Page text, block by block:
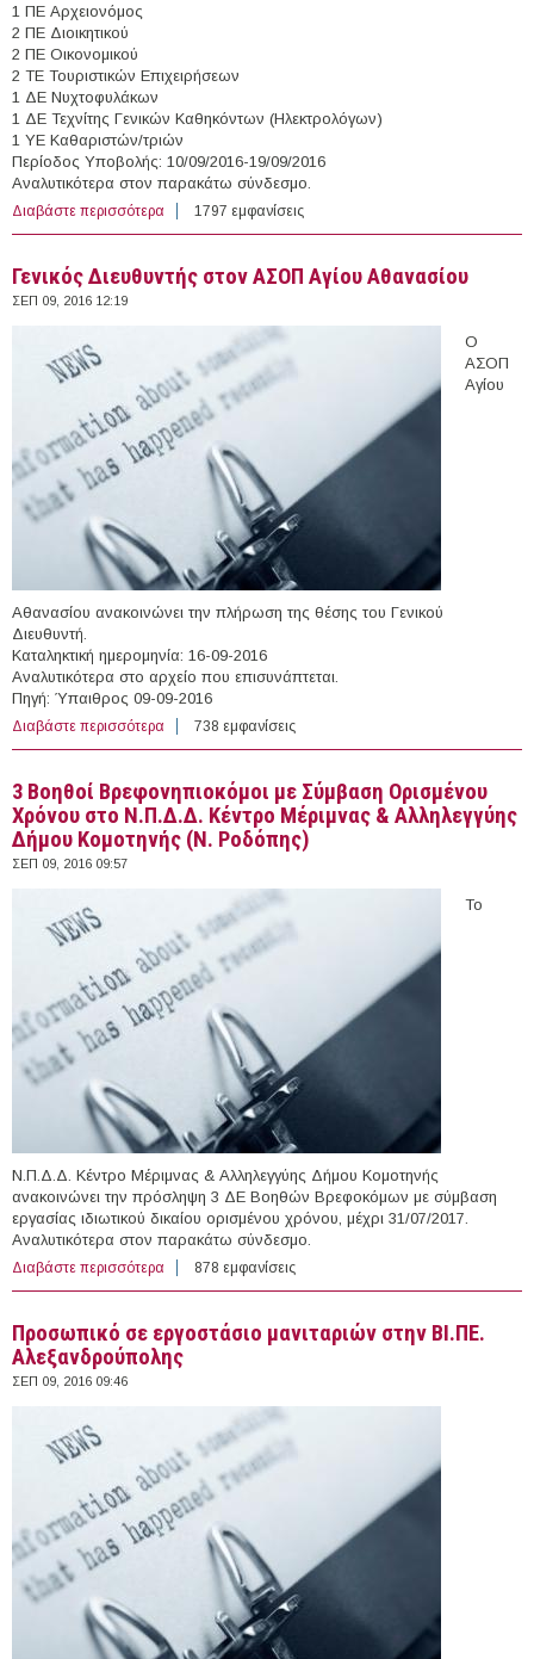
1 ΠΕ Αρχειονόμος
2 ΠΕ Διοικητικού
2 ΠΕ Οικονομικού
2 ΤΕ Τουριστικών Επιχειρήσεων
1 ΔΕ Νυχτοφυλάκων
1 ΔΕ Τεχνίτης Γενικών Καθηκόντων (Ηλεκτρολόγων)
1 ΥΕ Καθαριστών/τριών
Περίοδος Υποβολής: 10/09/2016-19/09/2016
Αναλυτικότερα στον παρακάτω σύνδεσμο.
Διαβάστε περισσότερα για 10 άτομα με Σύμβαση Ορισμένου Χρόνου στη
Δημοτική Κοινωφελή Επιχείρηση Καβάλας
1797 εμφανίσεις
Γενικός Διευθυντής στον ΑΣΟΠ Αγίου Αθανασίου
ΣΕΠ 09, 2016 12:19
Ο
ΑΣΟΠ
Αγίου
Αθανασίου ανακοινώνει την πλήρωση της θέσης του Γενικού
Διευθυντή.
Καταληκτική ημερομηνία: 16-09-2016
Αναλυτικότερα στο αρχείο που επισυνάπτεται.
Πηγή: Ύπαιθρος 09-09-2016
Διαβάστε περισσότερα για Γενικός Διευθυντής στον ΑΣΟΠ Αγίου Αθανασίου
738 εμφανίσεις
3 Βοηθοί Βρεφονηπιοκόμοι με Σύμβαση Ορισμένου
Χρόνου στο Ν.Π.Δ.Δ. Κέντρο Μέριμνας & Αλληλεγγύης
Δήμου Κομοτηνής (Ν. Ροδόπης)
ΣΕΠ 09, 2016 09:57
Το
Ν.Π.Δ.Δ. Κέντρο Μέριμνας & Αλληλεγγύης Δήμου Κομοτηνής
ανακοινώνει την πρόσληψη 3 ΔΕ Βοηθών Βρεφοκόμων με σύμβαση
εργασίας ιδιωτικού δικαίου ορισμένου χρόνου, μέχρι 31/07/2017.
Αναλυτικότερα στον παρακάτω σύνδεσμο.
Διαβάστε περισσότερα για 3 Βοηθοί Βρεφονηπιοκόμοι με Σύμβαση Ορισμένου
Χρόνου στο Ν.Π.Δ.Δ. Κέντρο Μέριμνας & Αλληλεγγύης
878 εμφανίσεις
Προσωπικό σε εργοστάσιο μανιταριών στην ΒΙ.ΠΕ.
Αλεξανδρούπολης
ΣΕΠ 09, 2016 09:46